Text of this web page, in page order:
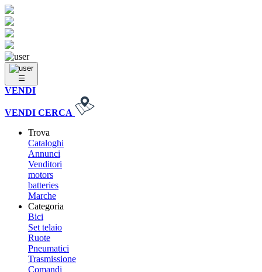
VENDI
VENDI CERCA
Trova
Cataloghi
Annunci
Venditori
motors
batteries
Marche
Categoria
Bici
Set telaio
Ruote
Pneumatici
Trasmissione
Comandi